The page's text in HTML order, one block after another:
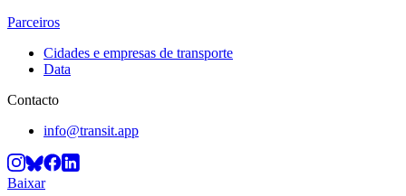
Parceiros
Cidades e empresas de transporte
Data
Contacto
info@transit.app
Baixar